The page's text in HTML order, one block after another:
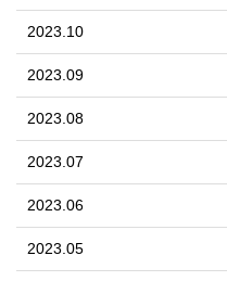
2023.10
2023.09
2023.08
2023.07
2023.06
2023.05